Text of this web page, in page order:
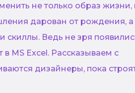
не только образ жизни,
дарован от рождения, а
скиллы. Ведь не зря
MS Excel. Рассказываем с
дизайнеры, пока